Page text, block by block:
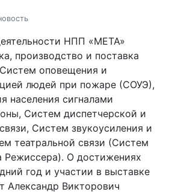
НПП «МЕТА»
производство и поставка
оповещения и
людей при пожаре (СОУЭ),
населения сигналами
Систем диспетчерской и
Систем звукоусиления и
театральной связи (Систем
О достижениях
год и участии в выставке
Александр Викторович